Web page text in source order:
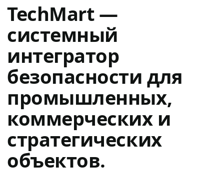
TechMart —
системный
интегратор
безопасности для
промышленных,
коммерческих и
стратегических
объектов.